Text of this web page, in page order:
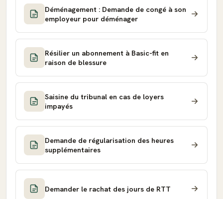
Déménagement : Demande de congé à son
employeur pour déménager
Résilier un abonnement à Basic-fit en
raison de blessure
Saisine du tribunal en cas de loyers
impayés
Demande de régularisation des heures
supplémentaires
Demander le rachat des jours de RTT